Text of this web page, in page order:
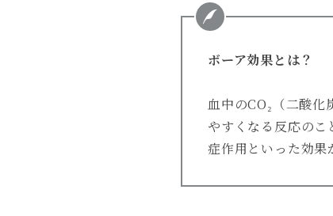
ボーア効果とは？
血中のCO₂（二酸
やすくなる反応の
症作用といった効果